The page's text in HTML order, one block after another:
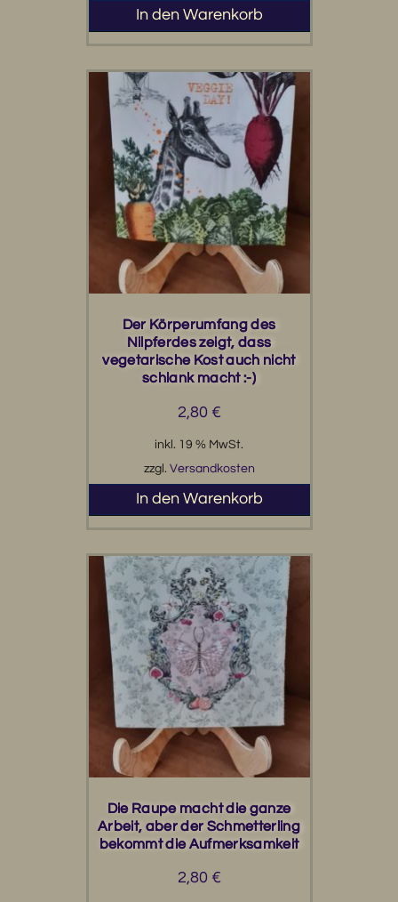
In den Warenkorb
Der Körperumfang des
Nilpferdes zeigt, dass
vegetarische Kost auch nicht
schlank macht :-)
2,80 €
inkl. 19 % MwSt.
zzgl. Versandkosten
In den Warenkorb
Die Raupe macht die ganze
Arbeit, aber der Schmetterling
bekommt die Aufmerksamkeit
2,80 €